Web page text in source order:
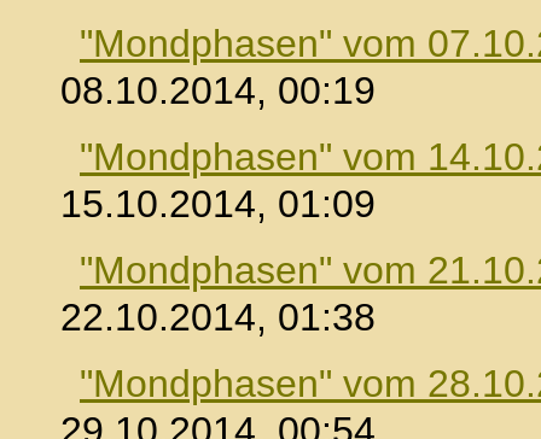
"Mondphasen" vom
08.10.2014, 00:19
"Mondphasen" vom
15.10.2014, 01:09
"Mondphasen" vom
22.10.2014, 01:38
"Mondphasen" vom